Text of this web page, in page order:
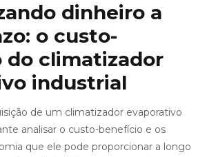
dinheiro a
o custo-
do climatizador
industrial
de um climatizador evaporativo
analisar o custo-benefício e os
que ele pode proporcionar a longo